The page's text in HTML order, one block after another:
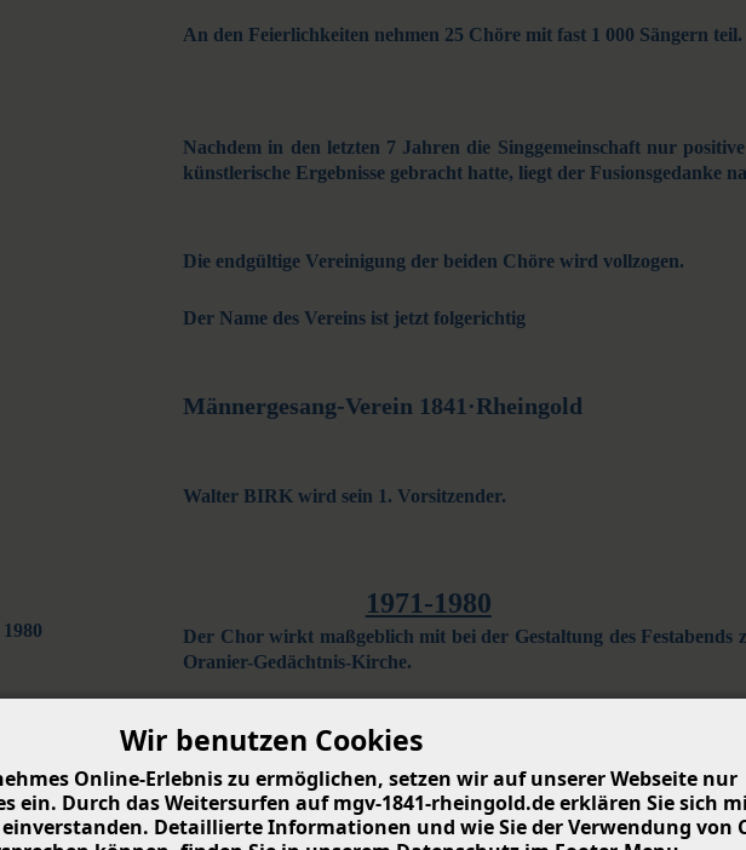
An den Feierlichkeiten nehmen 25 Chöre mit fast 1 000 Sängern teil.
Nachdem in den letzten 7 Jahren die Singgemeinschaft nur
künstlerische Ergebnisse gebracht hatte, liegt der Fusionsgedanke
Die endgültige Vereinigung der beiden Chöre wird voll­zogen.
Der Name des Vereins ist jetzt folgerichtig
Männergesang-Verein 1841·Rheingold
Walter BIRK wird sein 1. Vorsitzender.
1971-1980
Der Chor wirkt maßgeblich mit bei der Gestaltung des Festabends
Oranier-Gedächtnis-Kirche.
1981-1990
1981
Die Feierlichkeiten zum 140-jährigen Bestehen des Vereins
Pflanzung eines Silberahorn-Baumes im Schlosspark.
Wir benutzen Cookies
Online-Erlebnis zu ermöglichen, setzen wir auf unserer Webseite nur
ein. Durch das Weitersurfen auf mgv-1841-rheingold.de erklären Sie sich
Detaillierte Informationen und wie Sie der Verwendung von